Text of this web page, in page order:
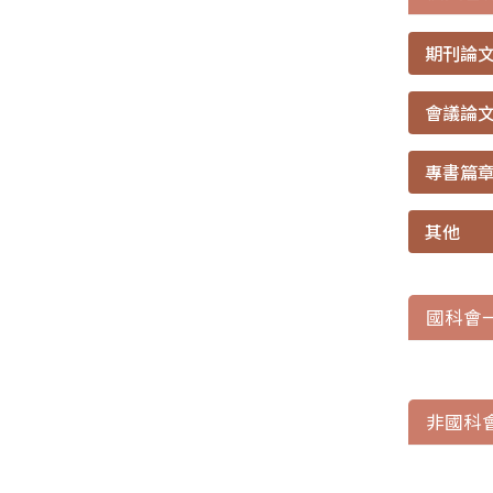
期刊論
會議論
專書篇章
其他
國科會
非國科